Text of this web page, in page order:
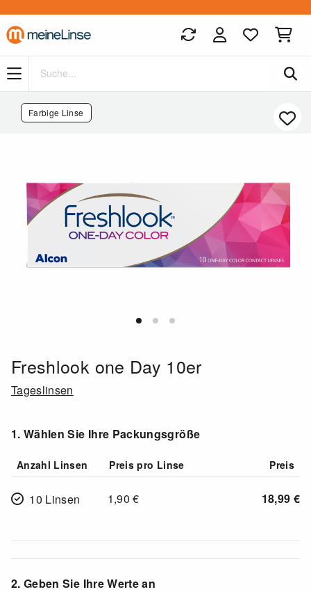
Zum Hauptinhalt springen
Farbige Linse
Freshlook one Day 10er
Tageslinsen
1. Wählen Sie Ihre Packungsgröße
Anzahl Linsen Preis pro Linse Preis
10 Linsen 1,90€ 18,99 €
2. Geben Sie Ihre Werte an